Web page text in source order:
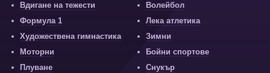
Вдигане на тежести
Волейбол
Формула 1
Лека атлетика
Художествена гимнастика
Зимни
Моторни
Бойни спортове
Плуване
Снукър